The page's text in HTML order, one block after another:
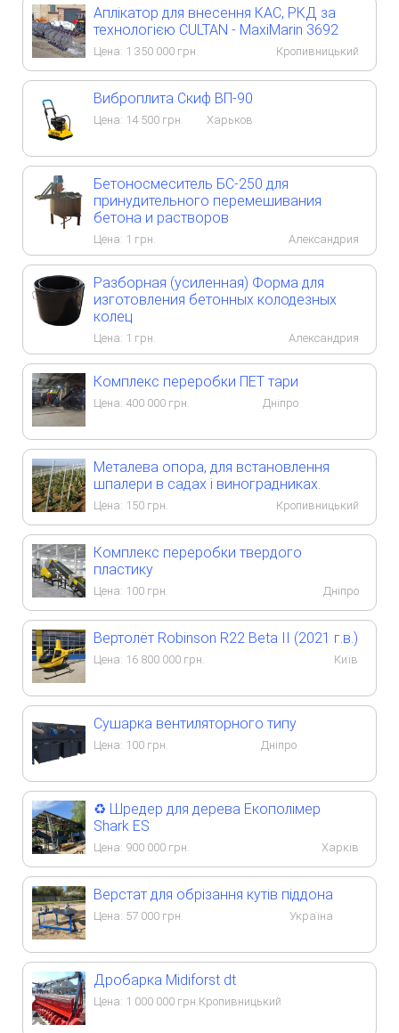
Аплікатор для внесення КАС, РКД за
технологією CULTAN - MaxiMarin 3692
Цена: 1 350 000 грн. Кропивницький
Виброплита Скиф ВП-90
Цена: 14 500 грн. Харьков
Бетоносмеситель БС-250 для
принудительного перемешивания
бетона и растворов
Цена: 1 грн. Александрия
Разборная (усиленная) Форма для
изготовления бетонных колодезных
колец
Цена: 1 грн. Александрия
Комплекс переробки ПЕТ тари
Цена: 400 000 грн. Дніпро
Металева опора, для встановлення
шпалери в садах і виноградниках.
Цена: 150 грн. Кропивницький
Комплекс переробки твердого
пластику
Цена: 100 грн. Дніпро
Вертолёт Robinson R22 Beta II (2021 г.в.)
Цена: 16 800 000 грн. Київ
Сушарка вентиляторного типу
Цена: 100 грн. Дніпро
♻️ Шредер для дерева Екополімер
Shark ES
Цена: 900 000 грн. Харків
Верстат для обрізання кутів піддона
Цена: 57 000 грн. Україна
Дробарка Midiforst dt
Цена: 1 000 000 грн.Кропивницький